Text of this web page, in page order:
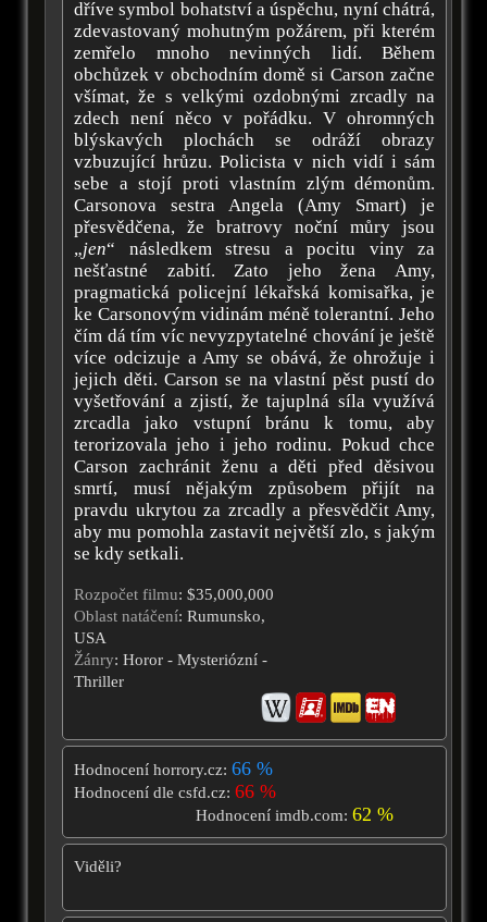
dříve symbol bohatství a úspěchu, nyní chátrá,
zdevastovaný mohutným požárem, při kterém
zemřelo mnoho nevinných lidí. Během
obchůzek v obchodním domě si Carson začne
všímat, že s velkými ozdobnými zrcadly na
zdech není něco v pořádku. V ohromných
blýskavých plochách se odráží obrazy
vzbuzující hrůzu. Policista v nich vidí i sám
sebe a stojí proti vlastním zlým démonům.
Carsonova sestra Angela (Amy Smart) je
přesvědčena, že bratrovy noční můry jsou
„jen“ následkem stresu a pocitu viny za
nešťastné zabití. Zato jeho žena Amy,
pragmatická policejní lékařská komisařka, je
ke Carsonovým vidinám méně tolerantní. Jeho
čím dá tím víc nevyzpytatelné chování je ještě
více odcizuje a Amy se obává, že ohrožuje i
jejich děti. Carson se na vlastní pěst pustí do
vyšetřování a zjistí, že tajuplná síla využívá
zrcadla jako vstupní bránu k tomu, aby
terorizovala jeho i jeho rodinu. Pokud chce
Carson zachránit ženu a děti před děsivou
smrtí, musí nějakým způsobem přijít na
pravdu ukrytou za zrcadly a přesvědčit Amy,
aby mu pomohla zastavit největší zlo, s jakým
se kdy setkali.
Rozpočet filmu: $35,000,000
Oblast natáčení: Rumunsko,
USA
Žánry: Horor - Mysteriózní -
Thriller
Hodnocení horrory.cz: 66 %
Hodnocení dle csfd.cz: 66 %
Hodnocení imdb.com:62 %
Viděli?